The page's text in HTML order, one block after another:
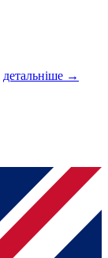
детальніше →